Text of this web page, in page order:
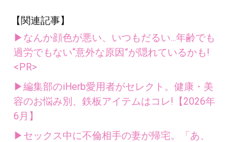
【関連記事】
▶なんか顔色が悪い、いつもだるい...年齢でも
過労でもない“意外な原因”が隠れているかも!
<PR>
▶編集部のiHerb愛用者がセレクト。健康・美
容のお悩み別、鉄板アイテムはコレ!【2026年
6月】
▶セックス中に不倫相手の妻が帰宅。「あ、